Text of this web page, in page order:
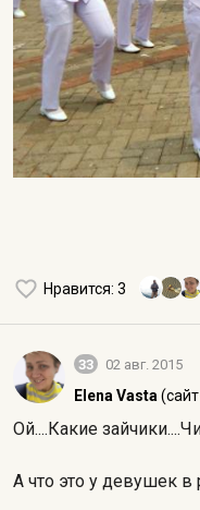
Нравится: 3
33 02 авг. 2015
Elena Vasta
Ой....Какие
А что это у девушек в